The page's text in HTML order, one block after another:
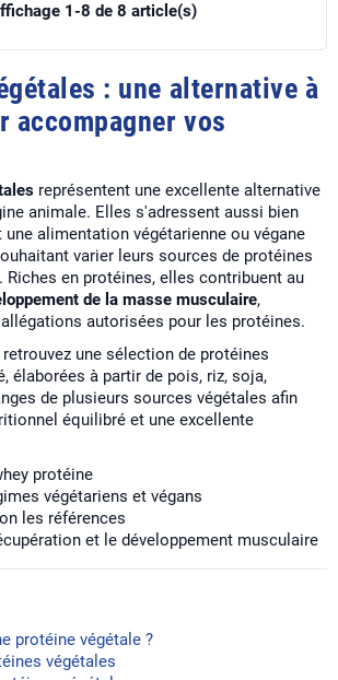
1-8 de 8 article(s)
: une alternative à
accompagner vos
représentent une excellente alternative
animale. Elles s'adressent aussi bien
alimentation végétarienne ou végane
varier leurs sources de protéines
en protéines, elles contribuent au
de la masse musculaire,
autorisées pour les protéines.
retrouvez une sélection de protéines
élaborées à partir de pois, riz, soja,
de plusieurs sources végétales afin
équilibré et une excellente
protéine
végétariens et végans
les références
et le développement musculaire
protéine végétale ?
végétales